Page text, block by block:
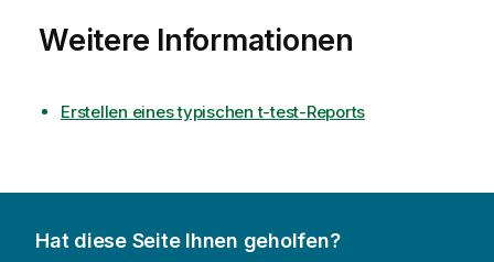
Weitere Informationen
Erstellen eines typischen t-test-Reports
Hat diese Seite Ihnen geholfen?